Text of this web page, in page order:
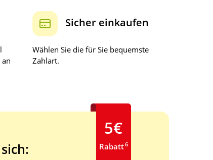
Sicher einkaufen
Wählen Sie die für Sie bequemste
Zahlart.
5€
Rabatt6